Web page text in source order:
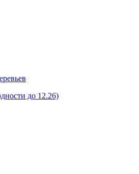
до 12.26)